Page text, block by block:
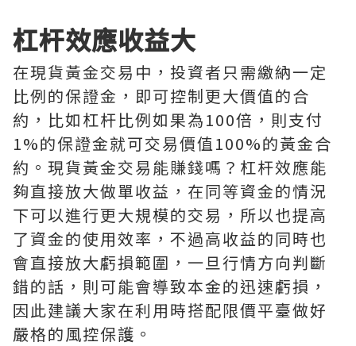
杠杆效應收益大
在現貨黃金交易中，投資者只需繳納一定
比例的保證金，即可控制更大價值的合
約，比如杠杆比例如果為100倍，則支付
1%的保證金就可交易價值100%的黃金合
約。現貨黃金交易能賺錢嗎？杠杆效應能
夠直接放大做單收益，在同等資金的情況
下可以進行更大規模的交易，所以也提高
了資金的使用效率，不過高收益的同時也
會直接放大虧損範圍，一旦行情方向判斷
錯的話，則可能會導致本金的迅速虧損，
因此建議大家在利用時搭配限價平臺做好
嚴格的風控保護。